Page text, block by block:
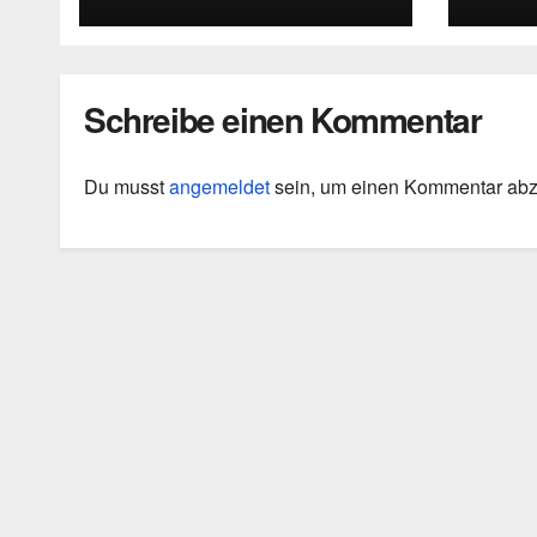
intellektueller
Schreibe einen Kommentar
Du musstangemeldetsein, um einen Kommentar